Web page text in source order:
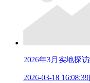
2026年3月实地探
2026-03-18 16:08:39